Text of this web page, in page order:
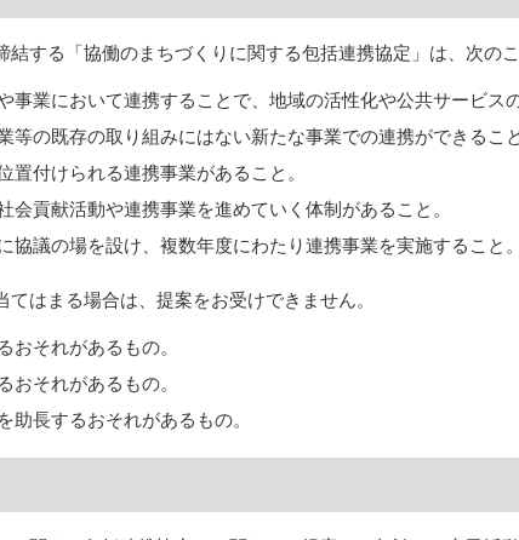
結する「協働のまちづくりに関する包括連携協定」は、次の
事業において連携することで、地域の活性化や公共サービス
等の既存の取り組みにはない新たな事業での連携ができること
置付けられる連携事業があること。
会貢献活動や連携事業を進めていく体制があること。
協議の場を設け、複数年度にわたり連携事業を実施すること。
てはまる場合は、提案をお受けできません。
おそれがあるもの。
おそれがあるもの。
助長するおそれがあるもの。